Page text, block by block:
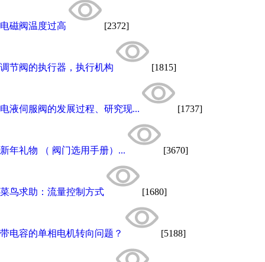
电磁阀温度过高 [2372]
调节阀的执行器，执行机构 [1815]
电液伺服阀的发展过程、研究现... [1737]
新年礼物 （ 阀门选用手册）... [3670]
菜鸟求助：流量控制方式 [1680]
带电容的单相电机转向问题？ [5188]